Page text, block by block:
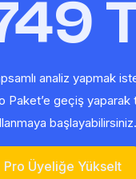
analiz yapmak
Paket’e geçiş yaparak
başlayabilirsiniz.
Pro Üyeliğe Yükselt